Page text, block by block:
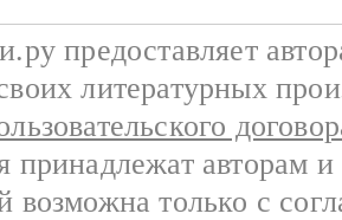
предоставляет
литературных
принадлежат авторам
возможна только с